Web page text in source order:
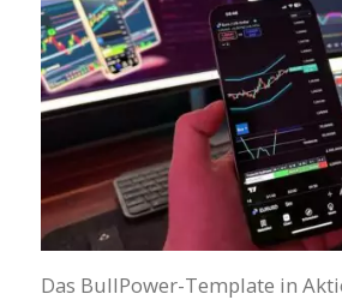
Das BullPower-Template in